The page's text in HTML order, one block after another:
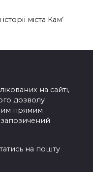
міста Кам’
на сайті,
дозволу
прямим
запозичений
на пошту